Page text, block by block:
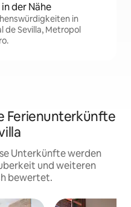
der Nähe
in
de Sevilla, Metropol
Ferienunterkünfte
Unterkünfte werden
und weiteren
bewertet.